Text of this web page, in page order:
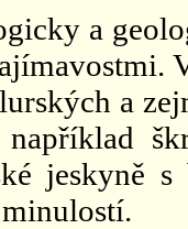
a
a
jeskyně